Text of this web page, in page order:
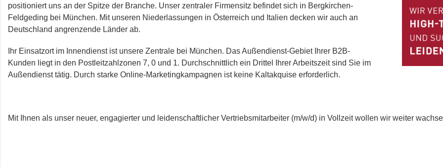
positioniert uns an der Spitze der Branche. Unser zentraler Firmensitz befindet sich in Bergkirchen-
Feldgeding bei München. Mit unseren Niederlassungen in Österreich und Italien decken wir auch an
Deutschland angrenzende Länder ab.
Ihr Einsatzort im Innendienst ist unsere Zentrale bei München. Das Außendienst-Gebiet Ihrer B2B-
Kunden liegt in den Postleitzahlzonen 7, 0 und 1. Durchschnittlich ein Drittel Ihrer Arbeitszeit sind Sie im
Außendienst tätig. Durch starke Online-Marketingkampagnen ist keine Kaltakquise erforderlich.
Mit Ihnen als unser neuer, engagierter und leidenschaftlicher Vertriebsmitarbeiter (m/w/d) in Vollzeit wollen wir weiter